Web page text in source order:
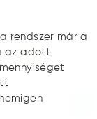
rendszer már a
az adott